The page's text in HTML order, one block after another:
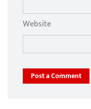
Website
Post a Comment